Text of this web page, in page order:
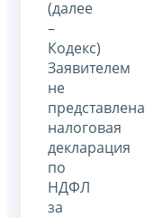
(далее
–
Кодекс)
Заявителем
не
представлена
налоговая
декларация
по
НДФЛ
за